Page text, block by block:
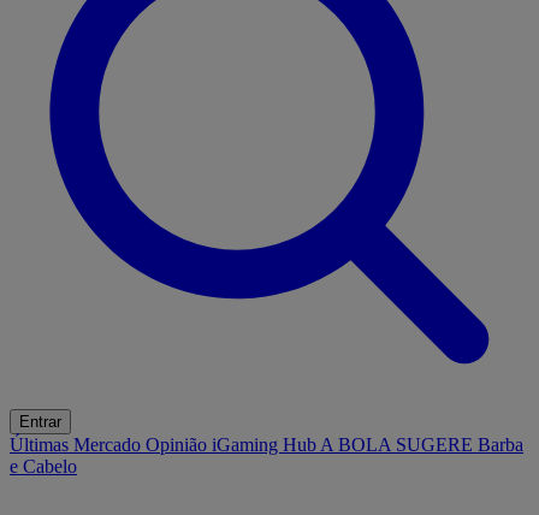
Entrar
Últimas Mercado Opinião iGaming Hub A BOLA SUGERE Barba
e Cabelo